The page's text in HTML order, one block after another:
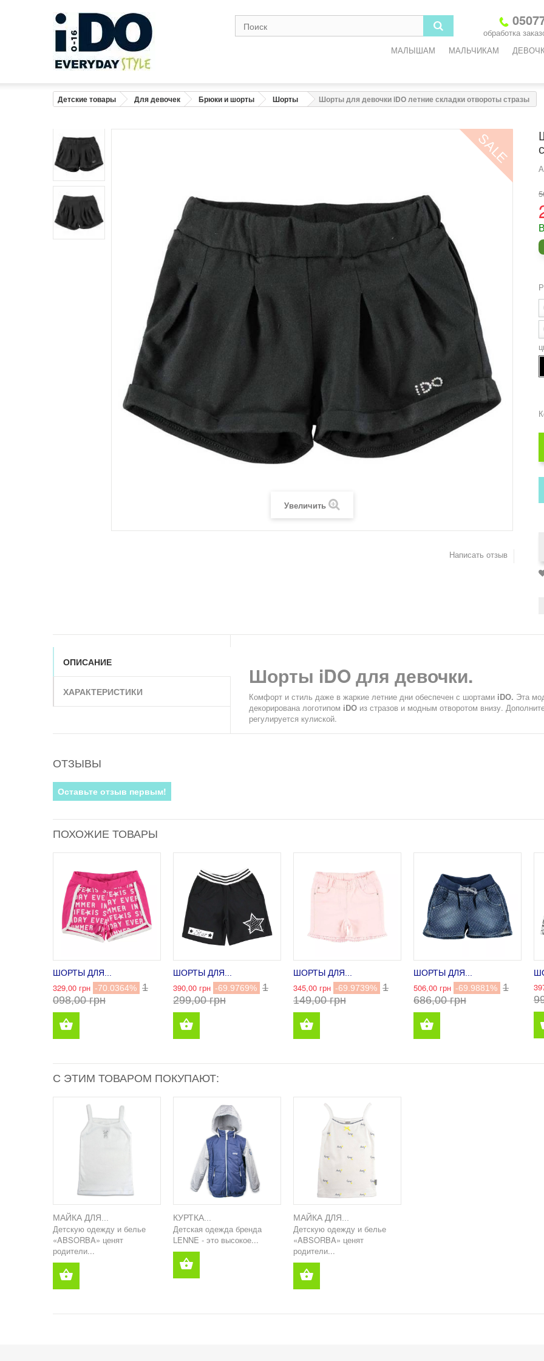
обработка
МАЛЫШАМ МАЛЬЧИКАМ
Детские товары Для девочек Брюки и шорты Шорты Шорты для девочки iDO летние складки отвороты стразы
SALE
Увеличить
Написать отзыв
Возраст 0-1 1-3 3-6 6-9 9-12 12-18
Рост (см)
Предупреждение : размеры тела, а не одежды
ОПИСАНИЕ
ХАРАКТЕРИСТИКИ
Шорты iDO для девочки.
Комфорт и стиль даже в жаркие летние дни обеспечен с шортами iDO. Эта
декорирована логотипом іDOиз стразов и модным отворотом внизу.
регулируется кулиской.
ОТЗЫВЫ
Оставьте отзыв первым!
ПОХОЖИЕ ТОВАРЫ
ШОРТЫ ДЛЯ...
329,00 грн -70.0364% 1
098,00 грн
ШОРТЫ ДЛЯ...
390,00 грн -69.9769% 1
299,00 грн
ШОРТЫ ДЛЯ...
345,00 грн -69.9739% 1
149,00 грн
ШОРТЫ ДЛЯ...
506,00 грн -69.9881% 1
686,00 грн
С ЭТИМ ТОВАРОМ ПОКУПАЮТ:
МАЙКА ДЛЯ...
Детскую одежду и белье
«ABSORBA» ценят
родители...
КУРТКА...
Детская одежда бренда
LENNE - это высокое...
МАЙКА ДЛЯ...
Детскую одежду и белье
«ABSORBA» ценят
родители...